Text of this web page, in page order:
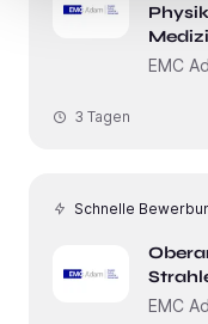
EMC
3 Tagen
Schnelle
EMC